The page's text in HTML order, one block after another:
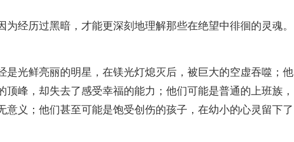
经历过黑暗，才能更深刻地理解那些在绝望中徘徊的灵魂。
是光鲜亮丽的明星，在镁光灯熄灭后，被巨大的空虚吞噬；他
峰，却失去了感受幸福的能力；他们可能是普通的上班族，
义；他们甚至可能是饱受创伤的孩子，在幼小的心灵留下了